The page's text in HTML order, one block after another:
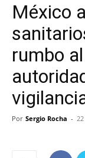
México
rumbo
Por Sergio Rocha -